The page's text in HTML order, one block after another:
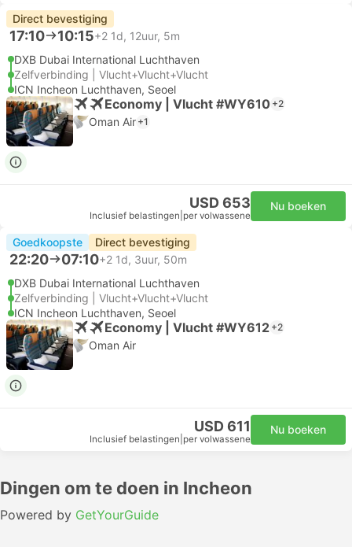
Direct bevestiging
17:10 10:15+2 1d, 12uur, 5m
DXB Dubai International Luchthaven
Zelfverbinding | Vlucht+Vlucht+Vlucht
ICN Incheon Luchthaven, Seoel
Economy | Vlucht #WY610 +2
Oman Air +1
USD 653
Inclusief belastingen per volwassene
Nu boeken
Goedkoopste Direct bevestiging
22:20 07:10+2 1d, 3uur, 50m
DXB Dubai International Luchthaven
Zelfverbinding | Vlucht+Vlucht+Vlucht
ICN Incheon Luchthaven, Seoel
Economy | Vlucht #WY612 +2
Oman Air
USD 611
Inclusief belastingen per volwassene
Nu boeken
Dingen om te doen in Incheon
Powered by GetYourGuide